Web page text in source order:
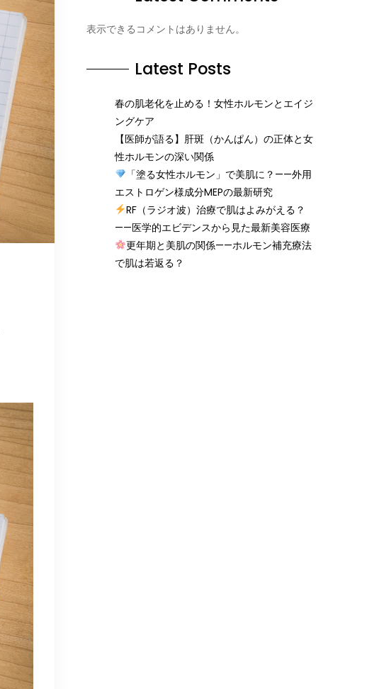
表示できるコメントはありません。
Latest Posts
春の肌老化を止める！女性ホルモンとエイジ
ングケア
【医師が語る】肝斑（かんぱん）の正体と女
性ホルモンの深い関係
「塗る女性ホルモン」で美肌に？——外用
エストロゲン様成分MEPの最新研究
RF（ラジオ波）治療で肌はよみがえる？
——医学的エビデンスから見た最新美容医療
更年期と美肌の関係——ホルモン補充療法
で肌は若返る？